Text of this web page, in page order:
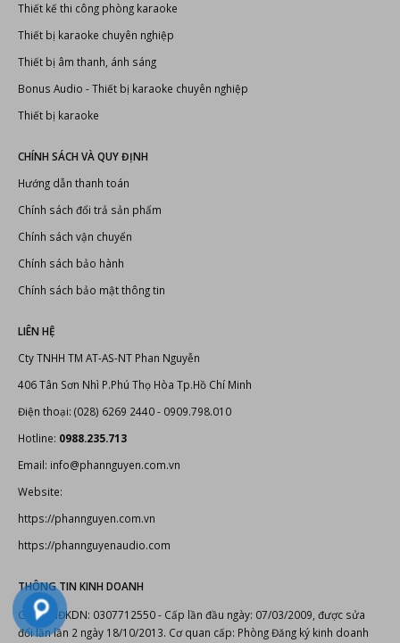
Thiết kế thi công phòng karaoke
Thiết bị karaoke chuyên nghiệp
Thiết bị âm thanh, ánh sáng
Bonus Audio -Thiết bị karaoke chuyên nghiệp
Thiết bị karaoke
CHÍNH SÁCH VÀ QUY ĐỊNH
Hướng dẫn thanh toán
Chính sách đổi trả sản phẩm
Chính sách vận chuyển
Chính sách bảo hành
Chính sách bảo mật thông tin
LIÊN HỆ
Cty TNHH TM AT-AS-NT Phan Nguyễn
406 Tân Sơn Nhì P.Phú Thọ Hòa Tp.Hồ Chí Minh
Điện thoại: (028) 6269 2440 - 0909.798.010
Hotline: 0988.235.713
Email: info@phannguyen.com.vn
Website:
https://phannguyen.com.vn
https://phannguyenaudio.com
THÔNG TIN KINH DOANH
Giấy CNĐKDN: 0307712550 - Cấp lần đầu ngày: 07/03/2009, được sửa
đổi lần lần 2 ngày 18/10/2013. Cơ quan cấp: Phòng Đăng ký kinh doanh